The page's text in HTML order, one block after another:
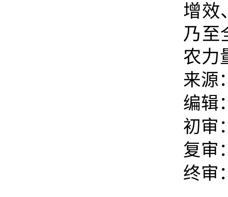
增效
乃至
农力
来源
编辑
初审
复审
终审